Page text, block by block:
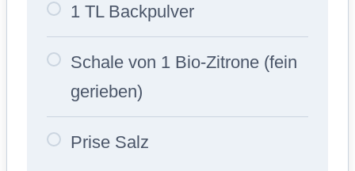
1 TL Backpulver
Schale von 1 Bio-Zitrone (fein
gerieben)
Prise Salz